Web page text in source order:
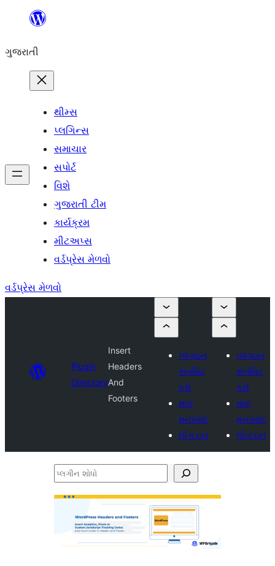
કંટેન્ટ(લખાણ)
જાઓ
ગુજરાતી
થીમ્સ
પ્લગિન્સ
સમાચાર
સપોર્ટ
વિશે
ગુજરાતી ટીમ
કાર્યક્રમ
મીટઅપ્સ
વર્ડપ્રેસ મેળવો
વર્ડપ્રેસ મેળવો
Plugin
Directory
Insert
Headers
And
Footers
પ્લગઇન
સબમિટ
કરો
મારું
મનપસંદ
લોગ ઇન
પ્લગઇન
સબમિટ
કરો
મારું
મનપસંદ
લોગ ઇન
પ્લગીન